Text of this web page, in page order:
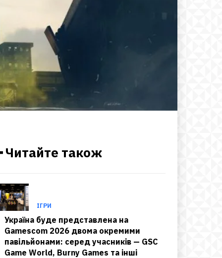
Читайте також
ІГРИ
Україна буде представлена на
Gamescom 2026 двома окремими
павільйонами: серед учасників — GSC
Game World, Burny Games та інші